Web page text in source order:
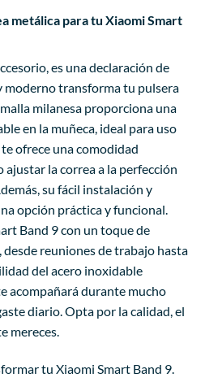
metálica para tu Xiaomi Smart
es una declaración de
moderno transforma tu pulsera
milanesa proporciona una
en la muñeca, ideal para uso
ofrece una comodidad
la correa a la perfección
su fácil instalación y
opción práctica y funcional.
Band 9 con un toque de
reuniones de trabajo hasta
del acero inoxidable
acompañará durante mucho
diario. Opta por la calidad, el
mereces.
tu Xiaomi Smart Band 9.